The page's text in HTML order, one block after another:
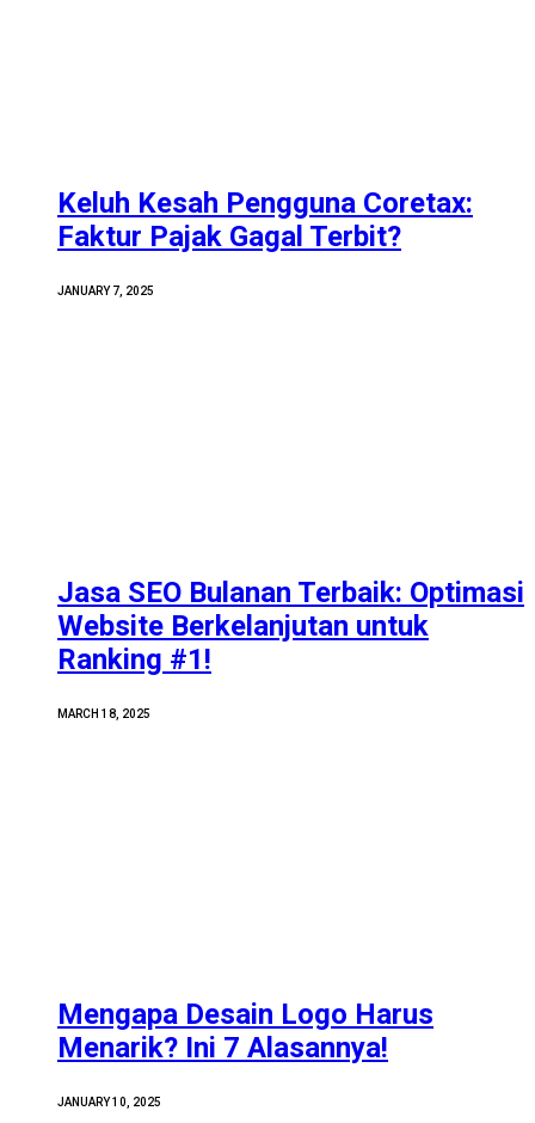
Keluh Kesah Pengguna Coretax:
Faktur Pajak Gagal Terbit?
JANUARY 7, 2025
Jasa SEO Bulanan Terbaik: Optimasi
Website Berkelanjutan untuk
Ranking #1!
MARCH 18, 2025
Mengapa Desain Logo Harus
Menarik? Ini 7 Alasannya!
JANUARY 10, 2025